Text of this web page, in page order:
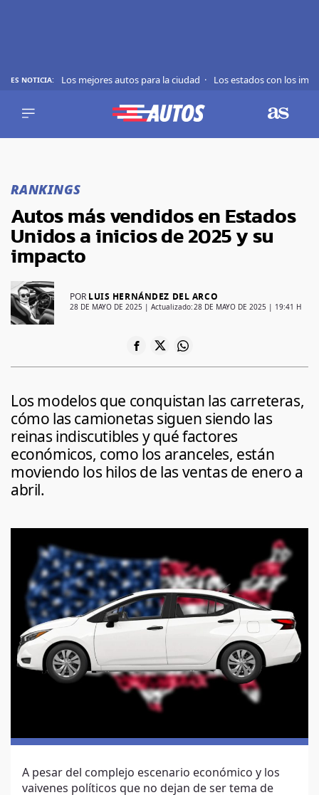
ES NOTICIA: Los mejores autos para la ciudad Los estados con los
REVIEWS
CURIOSIDADES
MARCAS
RANKINGS
SÍGUENOS
RANKINGS
Autos más vendidos en Estados
Unidos a inicios de 2025 y su
impacto
POR LUIS HERNÁNDEZ DEL ARCO
28 DE MAYO DE 2025 | Actualizado: 28 DE MAYO DE 2025 | 19:41 H
Los modelos que conquistan las carreteras,
cómo las camionetas siguen siendo las
reinas indiscutibles y qué factores
económicos, como los aranceles, están
moviendo los hilos de las ventas de enero a
abril.
A pesar del complejo escenario económico y los
vaivenes políticos que no dejan de ser tema de